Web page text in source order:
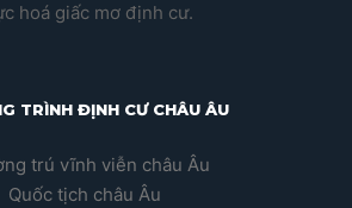
hoá giấc mơ định cư.
TRÌNH ĐỊNH CƯ CHÂU ÂU
trú vĩnh viễn châu Âu
Quốc tịch châu Âu